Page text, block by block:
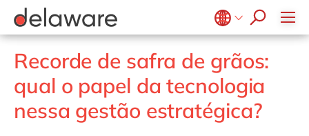
Belgium en
fr
Brazil
China
France
Diversidade & Inclusão
Responsabilidade Social
Recorde de safra de grãos:
qual o papel da tecnologia
nessa gestão estratégica?